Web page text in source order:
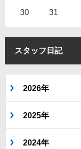
30 31
スタッフ日記
2026年
2025年
2024年